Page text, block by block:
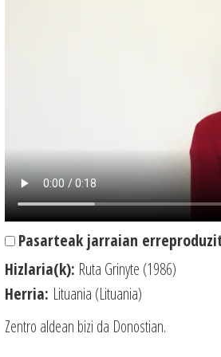
Pasarteak jarraian
Hizlaria(k): Ruta Grinyte (1986)
Herria: Lituania (Lituania)
Zentro aldean bizi da Donostian.